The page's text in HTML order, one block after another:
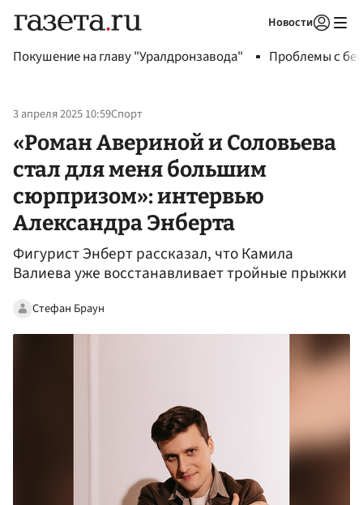
Новости
Покушение на главу "Уралдронзавода" Проблемы с
3 апреля 2025 10:59Спорт
«Роман Авериной и Соловьева
стал для меня большим
сюрпризом»: интервью
Александра Энберта
Фигурист Энберт рассказал, что Камила
Валиева уже восстанавливает тройные прыжки
Стефан Браун